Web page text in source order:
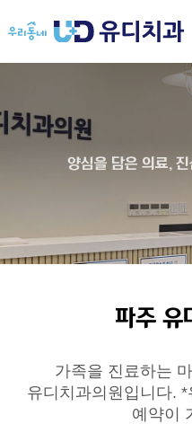
양심을 담은 의료,
파주 유
가족을 진료하는
유디치과의원입니다.
예약이